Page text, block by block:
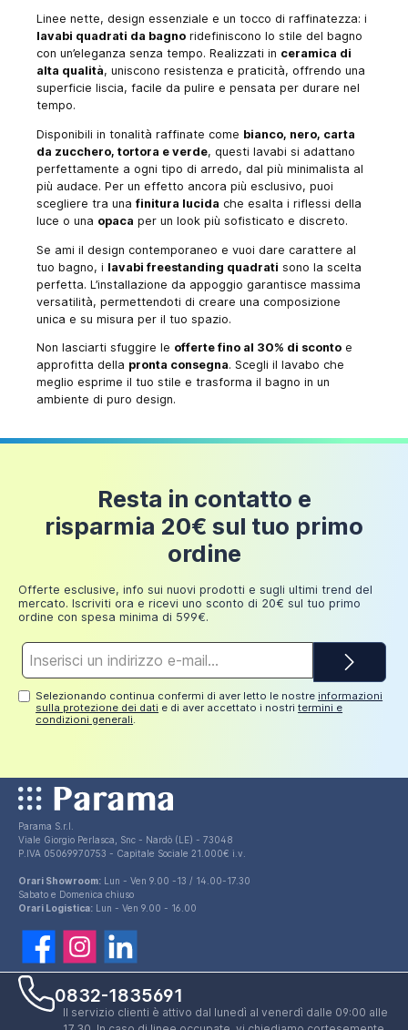
Linee nette, design essenziale e un tocco di raffinatezza: i
lavabi quadrati da bagno ridefiniscono lo stile del bagno
con un’eleganza senza tempo. Realizzati in ceramica di
alta qualità, uniscono resistenza e praticità, offrendo una
superficie liscia, facile da pulire e pensata per durare nel
tempo.
Disponibili in tonalità raffinate come bianco, nero, carta
da zucchero, tortora e verde, questi lavabi si adattano
perfettamente a ogni tipo di arredo, dal più minimalista al
più audace. Per un effetto ancora più esclusivo, puoi
scegliere tra una finitura lucida che esalta i riflessi della
luce o una opaca per un look più sofisticato e discreto.
Se ami il design contemporaneo e vuoi dare carattere al
tuo bagno, i lavabi freestanding quadrati sono la scelta
perfetta. L’installazione da appoggio garantisce massima
versatilità, permettendoti di creare una composizione
unica e su misura per il tuo spazio.
Non lasciarti sfuggire le offerte fino al 30% di sconto e
approfitta della pronta consegna. Scegli il lavabo che
meglio esprime il tuo stile e trasforma il bagno in un
ambiente di puro design.
Resta in contatto e
risparmia 20€ sul tuo primo
ordine
Offerte esclusive, info sui nuovi prodotti e sugli ultimi trend del
mercato. Iscriviti ora e ricevi uno sconto di 20€ sul tuo primo
ordine con spesa minima di 599€.
e-
Selezionando continua confermi di aver letto le nostreinformazioni
sulla protezione dei dati e di aver accettato i nostritermini e
condizioni generali.
Parama S.r.l.
Viale Giorgio Perlasca, Snc - Nardò (LE) - 73048
P.IVA 05069970753 - Capitale Sociale 21.000€ i.v.
Orari Showroom: Lun - Ven 9.00 -13 / 14.00-17.30
Sabato e Domenica chiuso
Orari Logistica: Lun - Ven 9.00 - 16.00
0832-1835691
Il servizio clienti è attivo dal lunedì al venerdì dalle 09:00 alle